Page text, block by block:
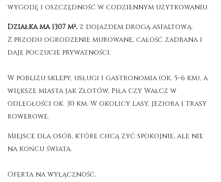
wygodę i oszczędność w codziennym użytkowaniu.
Działka ma 1307 m², z dojazdem drogą asfaltową.
Z przodu ogrodzenie murowane, całość zadbana i
daje poczucie prywatności.
W pobliżu sklepy, usługi i gastronomia (ok. 5–6 km), a
większe miasta jak Złotów, Piła czy Wałcz w
odległości ok. 30 km. W okolicy lasy, jeziora i trasy
rowerowe.
Miejsce dla osób, które chcą żyć spokojnie, ale nie
na końcu świata.
Oferta na wyłączność.